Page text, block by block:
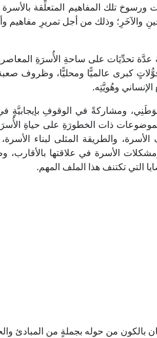
ورسوخ تلك المفاهيم المتعلِّقة بالأسرة
والآخَرِ؛ وذلك من أجل تمريرِ
عدَّة تحدِّيَات على ساحةِ الأُسرَةِ
كبرى عالميًّا ومحليًّا، وظروف صعبة
وهُويَّتِه.
ومشاركةً في الوقوفِ بإيجابيَّةٍ
ذات الخطورَةِ على حياةِ
والطريقة المثلى لبناء
الأسرة في علاقتها بالأقارب،
التي تكتنف هذا الملف المهم.
بالكون من حوله بجملةٍ من المبادئ